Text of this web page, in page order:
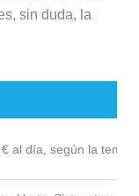
sin duda, la
al día, según la